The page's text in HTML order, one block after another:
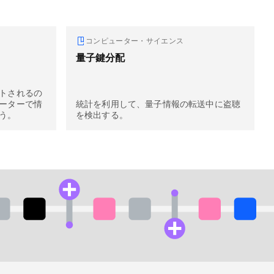
されるの
ターで情
。
コンピューター・サイエンス
量子鍵分配
統計を利用して、量子情報の転送中に盗聴
を検出する。